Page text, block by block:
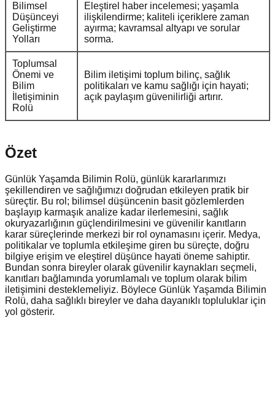
Bilimsel
Düşünceyi
Geliştirme
Yolları
Eleştirel haber incelemesi; yaşamla
ilişkilendirme; kaliteli içeriklere zaman
ayırma; kavramsal altyapı ve sorular
sorma.
Toplumsal
Önemi ve
Bilim
İletişiminin
Rolü
Bilim iletişimi toplum bilinç, sağlık
politikaları ve kamu sağlığı için hayati;
açık paylaşım güvenilirliği artırır.
Özet
Günlük Yaşamda Bilimin Rolü, günlük kararlarımızı
şekillendiren ve sağlığımızı doğrudan etkileyen pratik bir
süreçtir. Bu rol; bilimsel düşüncenin basit gözlemlerden
başlayıp karmaşık analize kadar ilerlemesini, sağlık
okuryazarlığının güçlendirilmesini ve güvenilir kanıtların
karar süreçlerinde merkezi bir rol oynamasını içerir. Medya,
politikalar ve toplumla etkileşime giren bu süreçte, doğru
bilgiye erişim ve eleştirel düşünce hayati öneme sahiptir.
Bundan sonra bireyler olarak güvenilir kaynakları seçmeli,
kanıtları bağlamında yorumlamalı ve toplum olarak bilim
iletişimini desteklemeliyiz. Böylece Günlük Yaşamda Bilimin
Rolü, daha sağlıklı bireyler ve daha dayanıklı topluluklar için
yol gösterir.